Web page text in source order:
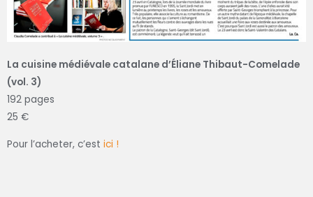
La cuisine médiévale catalane d’Éliane Thibaut-Comelade
(vol. 3)
192 pages
25 €
Pour l’acheter, c’est ici !